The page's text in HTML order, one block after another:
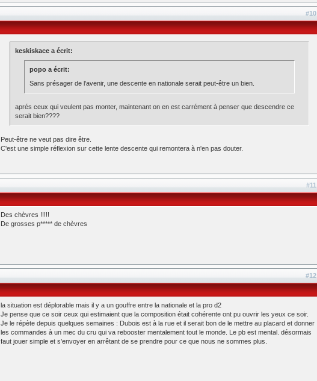
#10
keskiskace a écrit:
popo a écrit:
Sans présager de l'avenir, une descente en nationale serait peut-être un bien.
aprés ceux qui veulent pas monter, maintenant on en est carrément à penser que descendre ce
serait bien????
Peut-être ne veut pas dire être.
C'est une simple réflexion sur cette lente descente qui remontera à n'en pas douter.
#11
Des chèvres !!!!!
De grosses p***** de chèvres
#12
la situation est déplorable mais il y a un gouffre entre la nationale et la pro d2
Je pense que ce soir ceux qui estimaient que la composition était cohérente ont pu ouvrir les yeux ce soir.
Je le répète depuis quelques semaines : Dubois est à la rue et il serait bon de le mettre au placard et donner
les commandes à un mec du cru qui va rebooster mentalement tout le monde. Le pb est mental. désormais
faut jouer simple et s’envoyer en arrêtant de se prendre pour ce que nous ne sommes plus.